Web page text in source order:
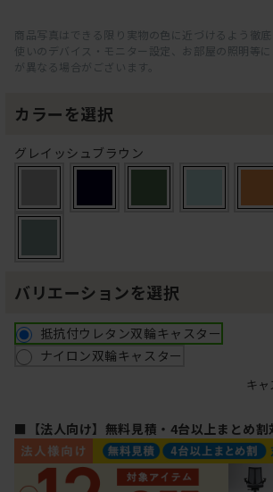
商品写真はできる限り実物の色に近づけるよう徹
使いのデバイス・モニター設定、お部屋の照明等
が異なる場合がございます。
カラーを選択
グレイッシュブラウン
バリエーションを選択
抵抗付ウレタン双輪キャスター
ナイロン双輪キャスター
キ
■【法人向け】無料見積・4台以上まとめ割